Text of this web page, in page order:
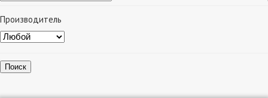
Производитель
Поиск